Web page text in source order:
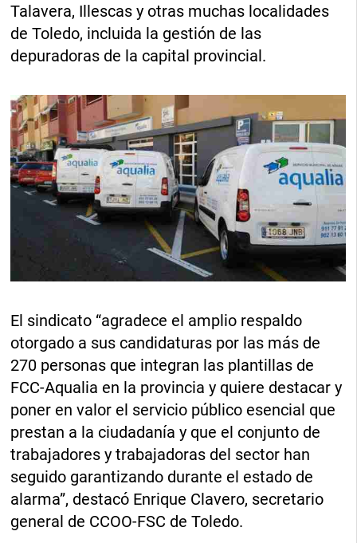
Talavera, Illescas y otras muchas localidades
de Toledo, incluida la gestión de las
depuradoras de la capital provincial.
El sindicato “agradece el amplio respaldo
otorgado a sus candidaturas por las más de
270 personas que integran las plantillas de
FCC-Aqualia en la provincia y quiere destacar y
poner en valor el servicio público esencial que
prestan a la ciudadanía y que el conjunto de
trabajadores y trabajadoras del sector han
seguido garantizando durante el estado de
alarma”, destacó Enrique Clavero, secretario
general de CCOO-FSC de Toledo.